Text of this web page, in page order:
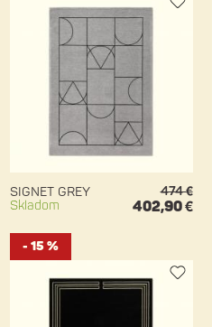
SIGNET GREY
Skladom
474 €
402,90 €
- 15 %